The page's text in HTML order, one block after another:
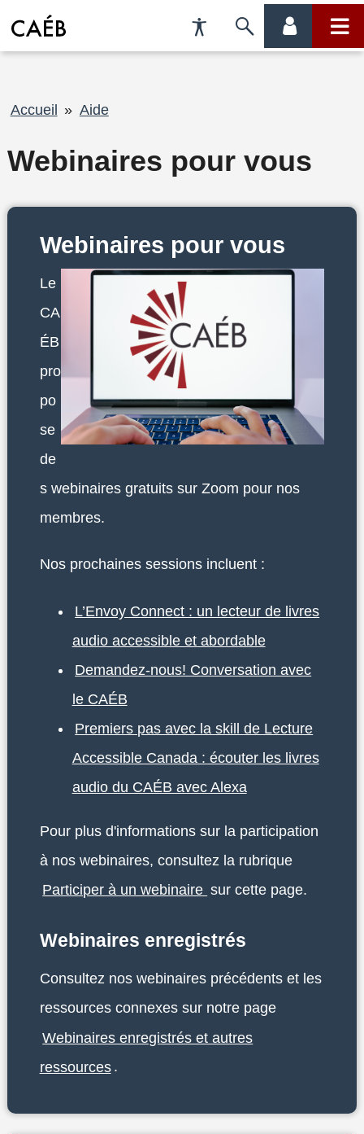
Préférences
d'accessibilité
Passer
menu
Fil
Accueil Aide
Webinaires pour vous
Webinaires pour vous
Le
CA
ÉB
pro
po
se
de
s webinaires gratuits sur Zoom pour nos
membres.
Nos prochaines sessions incluent :
L’Envoy Connect : un lecteur de livres
audio accessible et abordable
Demandez-nous! Conversation avec
le CAÉB
Premiers pas avec la skill de Lecture
Accessible Canada : écouter les livres
audio du CAÉB avec Alexa
Pour plus d'informations sur la participation
à nos webinaires, consultez la rubrique
Participer à un webinaire sur cette page.
Webinaires enregistrés
Consultez nos webinaires précédents et les
ressources connexes sur notre page
Webinaires enregistrés et autres
ressources .